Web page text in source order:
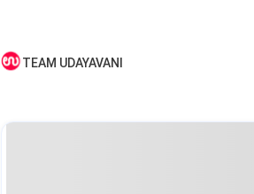
TEAM UDAYAVANI